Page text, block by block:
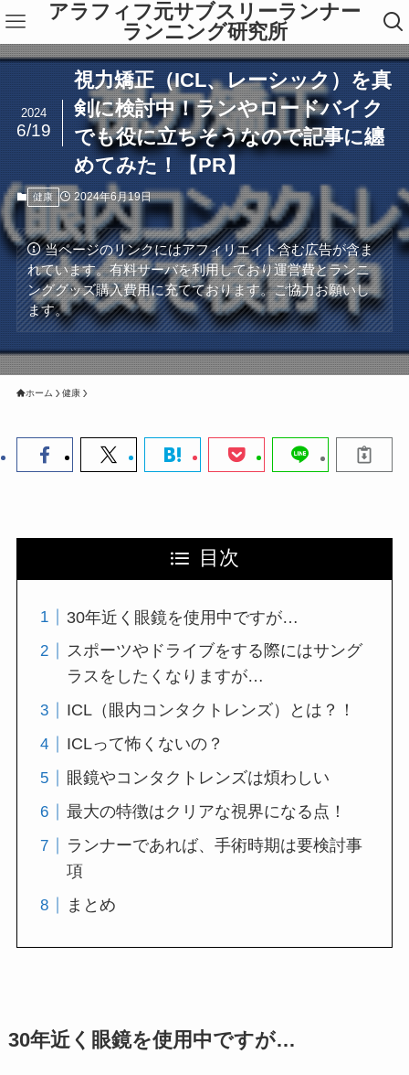
アラフィフ元サブスリーランナー
ランニング研究所
視力矯正（ICL、レーシック）を真
剣に検討中！ランやロードバイク
でも役に立ちそうなので記事に纏
めてみた！【PR】
2024
6/19
健康 2024年6月19日
当ページのリンクにはアフィリエイト含む広告が含ま
れています。有料サーバを利用しており運営費とランニ
ンググッズ購入費用に充てております。ご協力お願いし
ます。
ホーム 健康
目次
30年近く眼鏡を使用中ですが…
スポーツやドライブをする際にはサング
ラスをしたくなりますが…
ICL（眼内コンタクトレンズ）とは？！
ICLって怖くないの？
眼鏡やコンタクトレンズは煩わしい
最大の特徴はクリアな視界になる点！
ランナーであれば、手術時期は要検討事
項
まとめ
30年近く眼鏡を使用中ですが…